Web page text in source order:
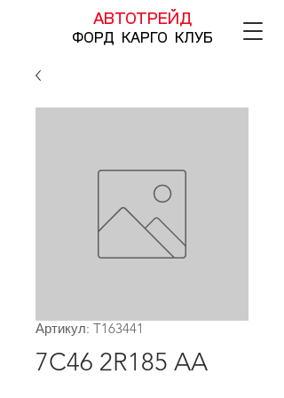
АВТОТРЕЙД
ФОРД КАРГО КЛУБ
Артикул: T163441
7C46 2R185 AA